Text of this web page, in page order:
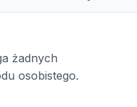
żadnych
osobistego.